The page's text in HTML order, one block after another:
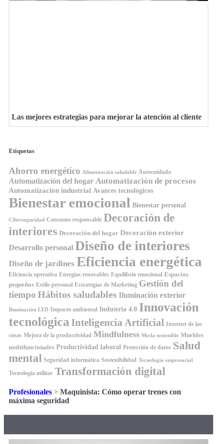
Las mejores estrategias para mejorar la atención al cliente
Etiquetas
Ahorro energético Alimentación saludable Autocuidado
Automatización del hogar Automatización de procesos
Automatización industrial Avances tecnológicos
Bienestar emocional Bienestar personal
Ciberseguridad Consumo responsable Decoración de
interiores Decoración del hogar Decoración exterior
Desarrollo personal Diseño de interiores
Diseño de jardines Eficiencia energética
Eficiencia operativa Energías renovables Equilibrio emocional Espacios
pequeños Estilo personal Estrategias de Marketing Gestión del
tiempo Hábitos saludables Iluminación exterior
Iluminación LED Impacto ambiental Industria 4.0 Innovación
tecnológica Inteligencia Artificial Internet de las
cosas Mejora de la productividad Mindfulness Moda sostenible Muebles
multifuncionales Productividad laboral Protección de datos Salud
mental Seguridad informática Sostenibilidad Tecnología empresarial
Tecnología militar Transformación digital
Profesionales > Maquinista: Cómo operar trenes con
máxima seguridad